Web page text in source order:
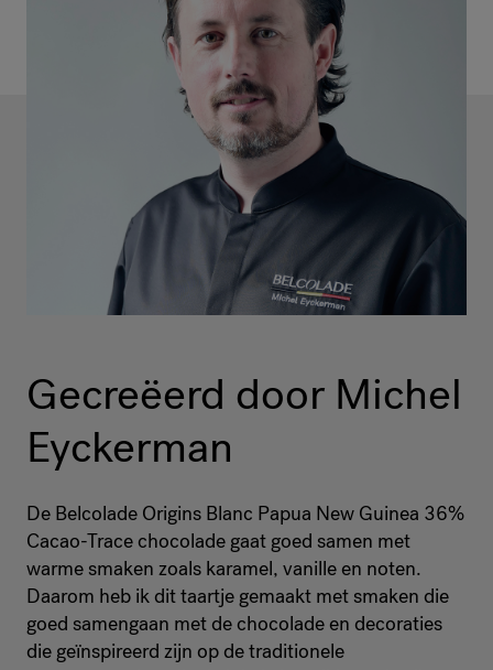
Gecreëerd door Michel
Eyckerman
De Belcolade Origins Blanc Papua New Guinea 36%
Cacao-Trace chocolade gaat goed samen met
warme smaken zoals karamel, vanille en noten.
Daarom heb ik dit taartje gemaakt met smaken die
goed samengaan met de chocolade en decoraties
die geïnspireerd zijn op de traditionele